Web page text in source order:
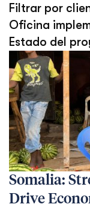
Filtrar por
Oficina
Estado del
Somalia:
Drive